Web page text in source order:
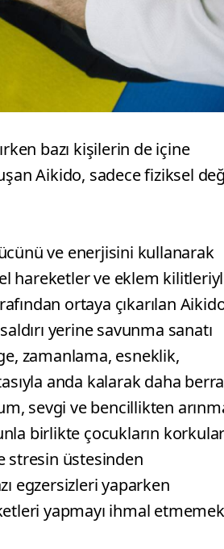
bazı kişilerin de içine
Aikido, sadece fiziksel
ve enerjisini kullanarak
hareketler ve eklem
ortaya çıkarılan
yerine savunma sanatı
zamanlama, esneklik,
anda kalarak daha
sevgi ve bencillikten
birlikte çocukların
stresin üstesinden
egzersizleri yaparken
yapmayı ihmal etmemek